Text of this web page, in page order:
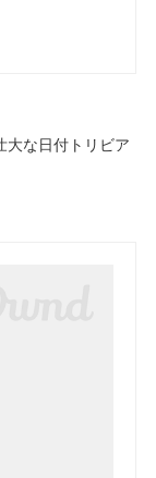
な日付トリビア